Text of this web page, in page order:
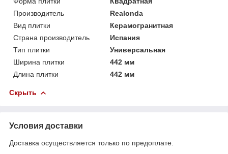
Производитель
Realonda
Вид плитки
Керамогранитная
Страна производитель
Испания
Тип плитки
Универсальная
Ширина плитки
442 мм
Длина плитки
442 мм
Скрыть
Условия доставки
Доставка осуществляется только по предоплате.